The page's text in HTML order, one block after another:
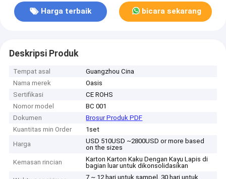
Harga terbaik bicara sekarang
Deskripsi Produk
Tempat asal
Guangzhou Cina
Nama merek
Oasis
Sertifikasi
CE ROHS
Nomor model
BC 001
Dokumen
Brosur Produk PDF
Kuantitas min Order
1set
Harga
USD 510USD ~2800USD or more based
on the sizes
Kemasan rincian
Karton Karton Kaku Dengan Kayu Lapis di
bagian luar untuk dikonsolidasikan
7 ~ 12 hari untuk sampel, 30 hari untuk